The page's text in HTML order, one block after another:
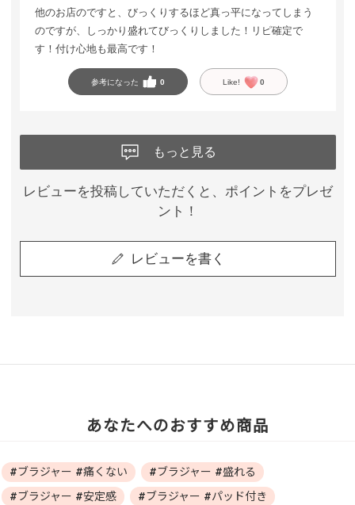
他のお店のですと、びっくりするほど真っ平になってしまう
のですが、しっかり盛れてびっくりしました！リピ確定で
す！付け心地も最高です！
参考になった 0 Like! 0
もっと見る
レビューを投稿していただくと、ポイントをプレゼ
ント！
レビューを書く
あなたへのおすすめ商品
#ブラジャー #痛くない
#ブラジャー #盛れる
#ブラジャー #安定感
#ブラジャー #パッド付き